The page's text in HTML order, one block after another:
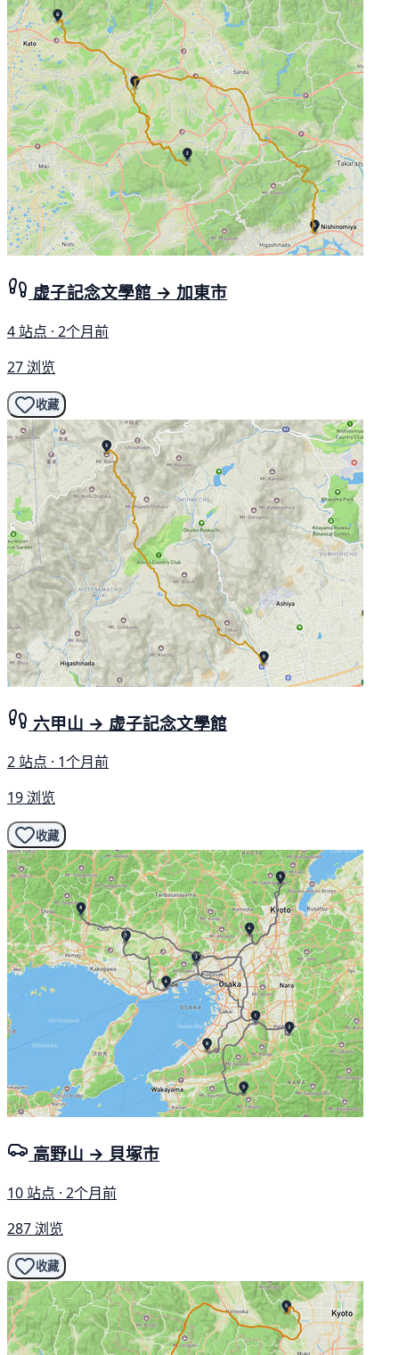
虚子記念文學館 → 加東市
4 站点 · 2个月前
27 浏览
收藏
六甲山 → 虚子記念文學館
2 站点 · 1个月前
19 浏览
收藏
高野山 → 貝塚市
10 站点 · 2个月前
287 浏览
收藏